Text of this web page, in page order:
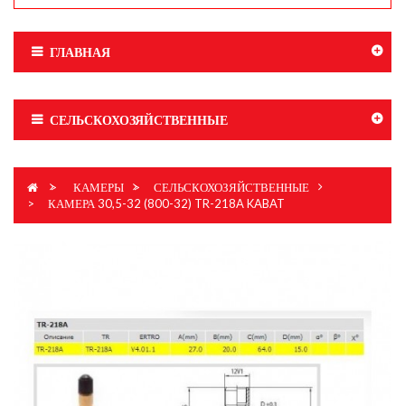
ГЛАВНАЯ
СЕЛЬСКОХОЗЯЙСТВЕННЫЕ
> КАМЕРЫ >
СЕЛЬСКОХОЗЯЙСТВЕННЫЕ
>
КАМЕРА 30,5-32 (800-32) TR-218A KABAT